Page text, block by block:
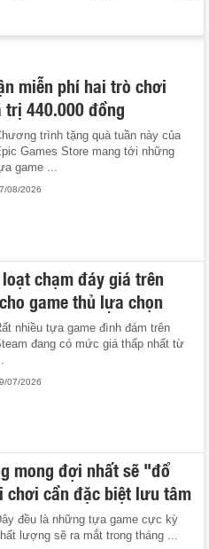
miễn phí hai trò chơi
440.000 đồng
trình tặng quà tuần này của
Games Store mang tới những
game ...
08/2026
chạm đáy giá trên
game thủ lựa chọn
nhiều tựa game đình đám trên
đang có mức giá thấp nhất từ
07/2026
mong đợi nhất sẽ "đổ
cần đặc biệt lưu tâm
đều là những tựa game cực kỳ
lượng sẽ ra mắt trong tháng ...